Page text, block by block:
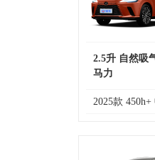
2.5升 自然吸
马力
2025款 450h+